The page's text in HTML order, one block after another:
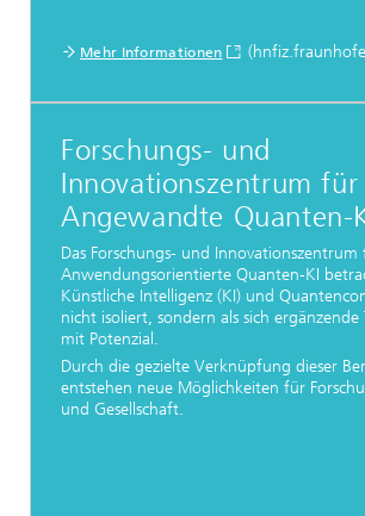
Mehr Informationen
Forschungs- und
Innovationszentrum für
Angewandte Quanten-
Das Forschungs- und Innovationszentrum
Anwendungsorientierte Quanten-KI
Künstliche Intelligenz (KI) und
nicht isoliert, sondern als sich ergänzende
mit Potenzial.
Durch die gezielte Verknüpfung dieser
entstehen neue Möglichkeiten für
und Gesellschaft.